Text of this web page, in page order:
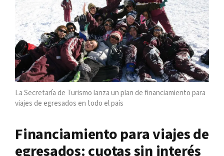
La Secretaría de Turismo lanza un plan de financiamiento para
viajes de egresados en todo el país
Financiamiento para viajes de
egresados: cuotas sin interés